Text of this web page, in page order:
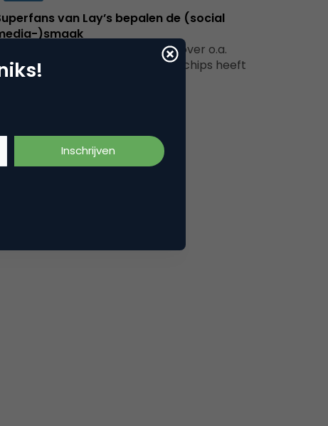
van Lay’s bepalen de (social
)smaak
DDMA's Social Marketing Dialoog over o.a.
de Smaak The Battle’ Lay’s chips heeft
dit jaar weer haar fans…